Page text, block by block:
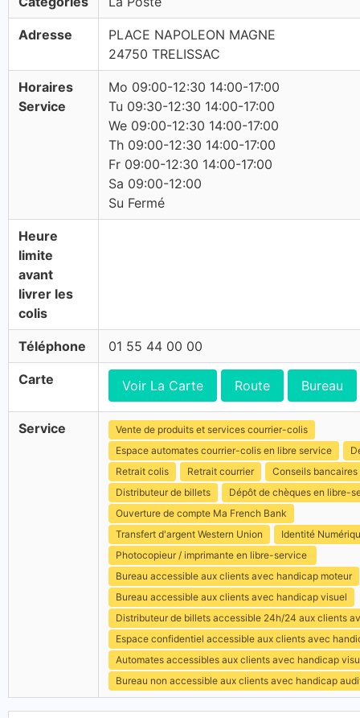
Adresse
PLACE NAPOLEON MAGNE
24750 TRELISSAC
Horaires
Service
Mo 09:00-12:30 14:00-17:00
Tu 09:30-12:30 14:00-17:00
We 09:00-12:30 14:00-17:00
Th 09:00-12:30 14:00-17:00
Fr 09:00-12:30 14:00-17:00
Sa 09:00-12:00
Su Fermé
Heure
limite
avant
livrer les
colis
Téléphone 01 55 44 00 00
Carte Voir La Carte Route Bureau
Service
Vente de produits et services courrier-colis
Espace automates courrier-colis en libre service
Retrait colis
Retrait courrier
Conseils bancaires
Distributeur de billets
Dépôt de chèques en libre-
Ouverture de compte Ma French Bank
Transfert d'argent Western Union
Identité
Photocopieur / imprimante en libre-service
Bureau accessible aux clients avec handicap moteur
Bureau accessible aux clients avec handicap visuel
Distributeur de billets accessible 24h/24 aux clients
Espace confidentiel accessible aux clients avec
Automates accessibles aux clients avec handicap
Bureau non accessible aux clients avec handicap